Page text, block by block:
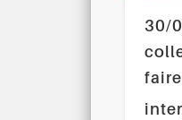
30/